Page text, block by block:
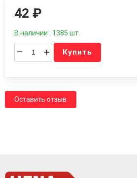
42₽
В наличии : 1385 шт.
– + Купить
Оставить отзыв